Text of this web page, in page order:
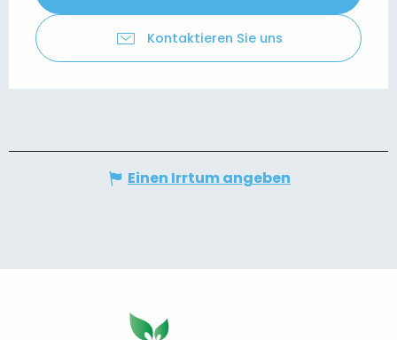
Kontaktieren Sie uns
Einen Irrtum angeben